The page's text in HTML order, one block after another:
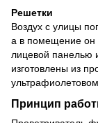
Решетки
Воздух с улицы
а в помещение он
лицевой панелью
изготовлены из
Принцип